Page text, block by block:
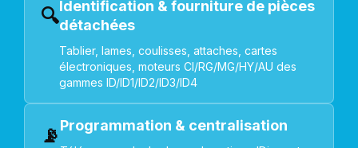
🔍Identification & fourniture de pièces
détachées
Tablier, lames, coulisses, attaches, cartes
électroniques, moteurs CI/RG/MG/HY/AU des
gammes ID/ID1/ID2/ID3/ID4
📡Programmation & centralisation